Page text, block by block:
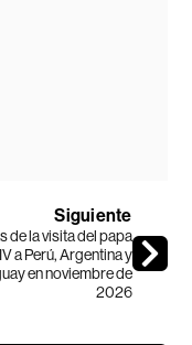
Siguiente
de la visita del papa
a Perú, Argentina y
en noviembre de
2026